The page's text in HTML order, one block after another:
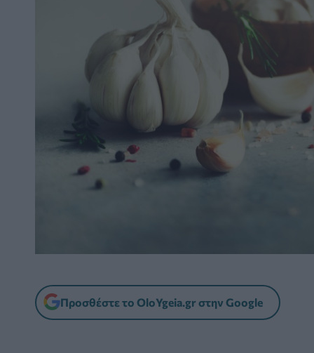
Προσθέστε το OloYgeia.gr στην Google